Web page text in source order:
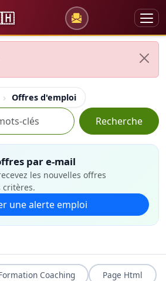
Offres d'emploi
Recherche
par e-mail
les nouvelles offres
critères.
une alerte emploi
Coaching
Page Html